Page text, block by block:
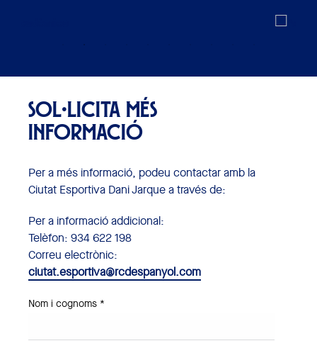
SOL·LICITA MÉS
INFORMACIÓ
Per a més informació, podeu contactar amb la
Ciutat Esportiva Dani Jarque a través de:
Per a informació addicional:
Telèfon: 934 622 198
Correu electrònic:
ciutat.esportiva@rcdespanyol.com
Nom i cognoms *